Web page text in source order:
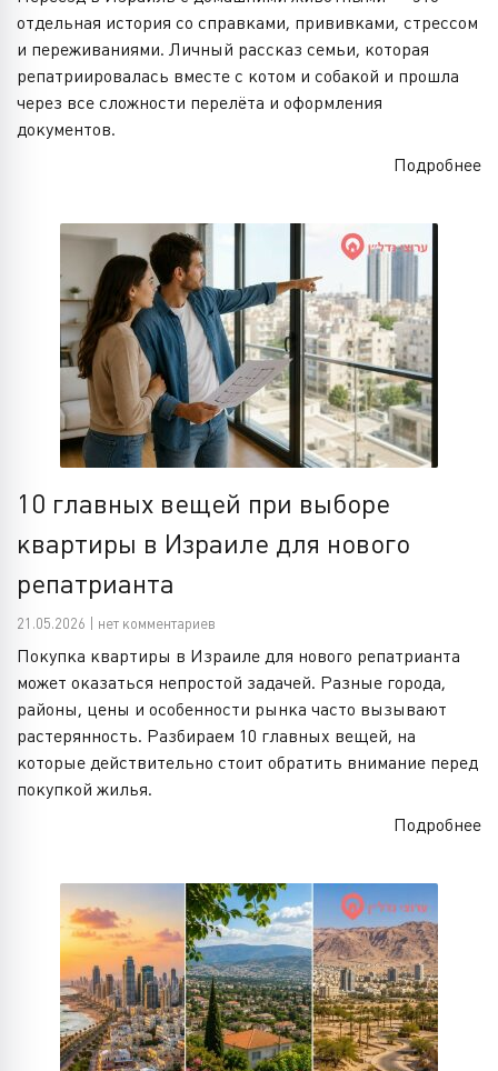
отдельная история со справками, прививками, стрессом
и переживаниями. Личный рассказ семьи, которая
репатриировалась вместе с котом и собакой и прошла
через все сложности перелёта и оформления
документов.
Подробнее
10 главных вещей при выборе
квартиры в Израиле для нового
репатрианта
21.05.2026 | нет комментариев
Покупка квартиры в Израиле для нового репатрианта
может оказаться непростой задачей. Разные города,
районы, цены и особенности рынка часто вызывают
растерянность. Разбираем 10 главных вещей, на
которые действительно стоит обратить внимание перед
покупкой жилья.
Подробнее